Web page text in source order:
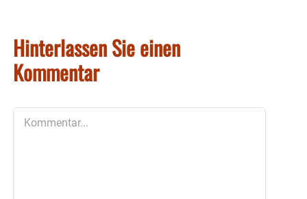
Hinterlassen Sie einen
Kommentar